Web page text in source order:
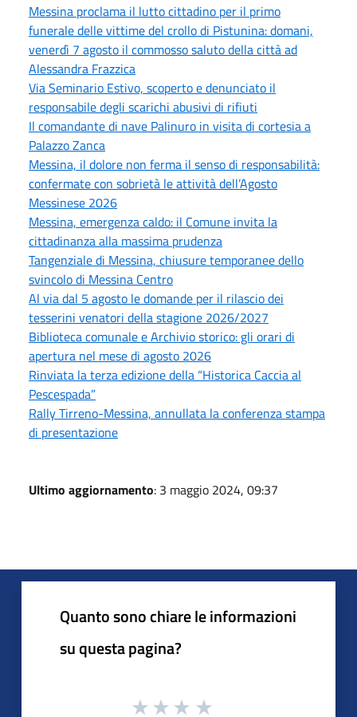
Messina proclama il lutto cittadino per il primo
funerale delle vittime del crollo di Pistunina: domani,
venerdì 7 agosto il commosso saluto della città ad
Alessandra Frazzica
Via Seminario Estivo, scoperto e denunciato il
responsabile degli scarichi abusivi di rifiuti
Il comandante di nave Palinuro in visita di cortesia a
Palazzo Zanca
Messina, il dolore non ferma il senso di responsabilità:
confermate con sobrietà le attività dell’Agosto
Messinese 2026
Messina, emergenza caldo: il Comune invita la
cittadinanza alla massima prudenza
Tangenziale di Messina, chiusure temporanee dello
svincolo di Messina Centro
Al via dal 5 agosto le domande per il rilascio dei
tesserini venatori della stagione 2026/2027
Biblioteca comunale e Archivio storico: gli orari di
apertura nel mese di agosto 2026
Rinviata la terza edizione della “Historica Caccia al
Pescespada”
Rally Tirreno-Messina, annullata la conferenza stampa
di presentazione
Ultimo aggiornamento: 3 maggio 2024, 09:37
Quanto sono chiare le informazioni
su questa pagina?